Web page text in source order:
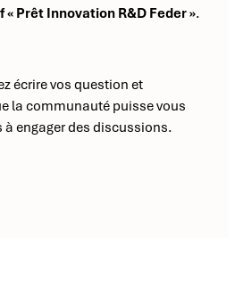
Prêt Innovation R&D Feder ».
écrire vos question et
la communauté puisse vous
à engager des discussions.